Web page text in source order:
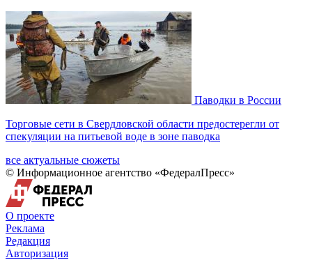
Паводки в России
Торговые сети в Свердловской области предостерегли от
спекуляции на питьевой воде в зоне паводка
все актуальные сюжеты
© Информационное агентство «ФедералПресс»
О проекте
Реклама
Редакция
Авторизация